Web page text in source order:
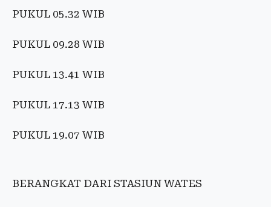
PUKUL 05.32 WIB
PUKUL 09.28 WIB
PUKUL 13.41 WIB
PUKUL 17.13 WIB
PUKUL 19.07 WIB
BERANGKAT DARI STASIUN WATES